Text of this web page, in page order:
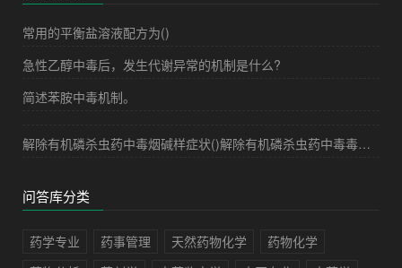
常用的平衡盐溶液配方为()
急性乙醇中毒后，发生代谢异常的机制是什么?
简述苯胺中毒机制。
解除有机磷杀虫药中毒烟碱样症状()解除有机磷杀虫药中毒毒蕈碱样症状()
问答库分类
药学专业 药事管理 天然药物化学
药物化学